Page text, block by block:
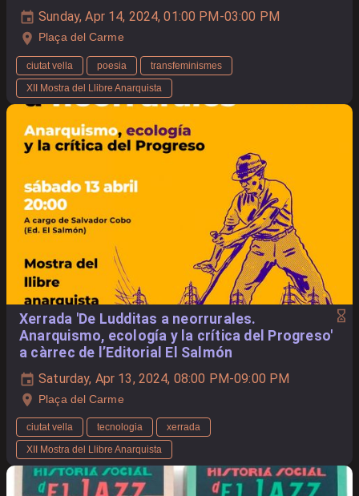
Sunday, Apr 14, 2024, 01:00 PM-03:00 PM
Plaça del Carme
ciutat vella poesia
transfeminismes
XII Mostra del Llibre Anarquista
Xerrada 'De Ludditas a neorrurales.
Anarquismo, ecología y la crítica del Progreso'
a càrrec de l’Editorial El Salmón
Saturday, Apr 13, 2024, 08:00 PM-09:00 PM
Plaça del Carme
ciutat vella tecnologia
xerrada
XII Mostra del Llibre Anarquista